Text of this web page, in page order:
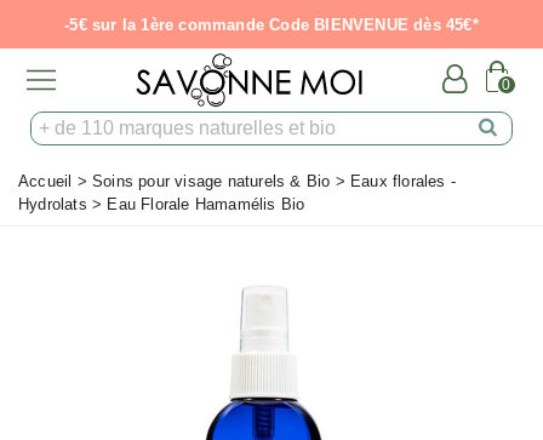
-5€ sur la 1ère commande Code BIENVENUE dès 45€*
0
Accueil > Soins pour visage naturels & Bio > Eaux florales -
Hydrolats > Eau Florale Hamamélis Bio